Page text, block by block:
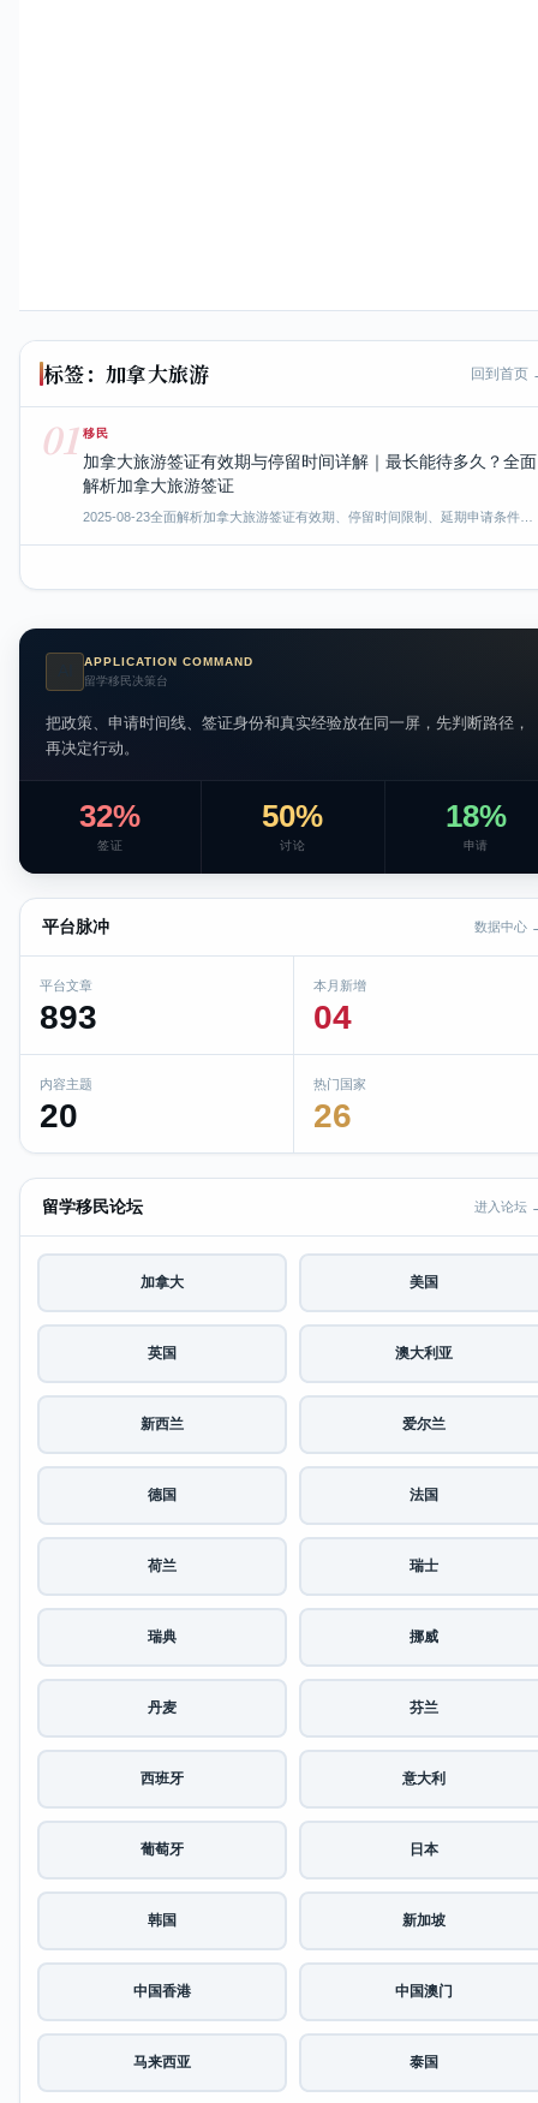
标签：加拿大旅游 回到首页
01 移民
加拿大旅游签证有效期与停留时间详解｜最长能待多久？全面
解析加拿大旅游签证
2025-08-23全面解析加拿大旅游签证有效期、停留时间限制、延期申请条件…
APPLICATION COMMAND
留学移民决策台
把政策、申请时间线、签证身份和真实经验放在同一屏，先判断路径，
再决定行动。
32%
签证
50%
讨论
18%
申请
平台脉冲 数据中心
平台文章
893
本月新增
04
内容主题
20
热门国家
26
留学移民论坛 进入论坛
加拿大 美国
英国 澳大利亚
新西兰 爱尔兰
德国 法国
荷兰 瑞士
瑞典 挪威
丹麦 芬兰
西班牙 意大利
葡萄牙 日本
韩国 新加坡
中国香港 中国澳门
马来西亚 泰国